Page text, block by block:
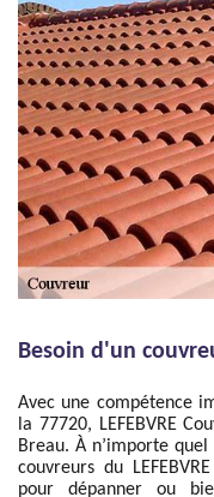
Besoin d'un
Avec une compétence
la 77720, LEFEBVRE
Breau. À n’importe
couvreurs du
pour dépanner ou